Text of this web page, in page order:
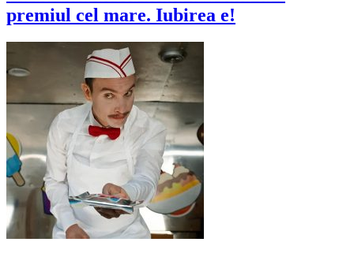
premiul cel mare. Iubirea e!